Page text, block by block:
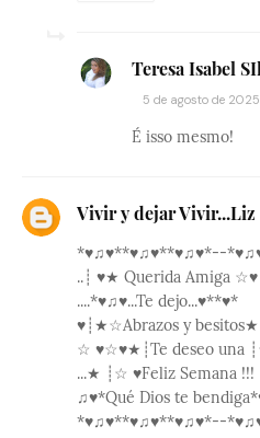
Teresa Isabel
5 de agosto de
É isso mesmo!
Vivir y dejar Vivir...Liz
*♥♫♥**♥♫♥**♥♫♥*--
..┊ ♥★ Querida Amiga ☆♥
....*♥♫♥...Te dejo...♥**♥*
♥┊★☆Abrazos y
☆ ♥☆♥★┊Te deseo una
...★ ┊☆ ♥Feliz Semana
♫♥*Qué Dios te
*♥♫♥**♥♫♥**♥♫♥*--